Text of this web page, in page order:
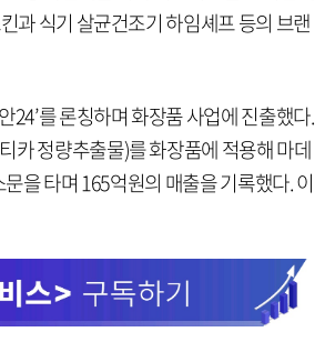
과 식기 살균건조기 하임셰프 등의 브랜
24’를 론칭하며 화장품 사업에 진출했다.
카 정량추출물)를 화장품에 적용해 마데
을 타며 165억원의 매출을 기록했다. 이